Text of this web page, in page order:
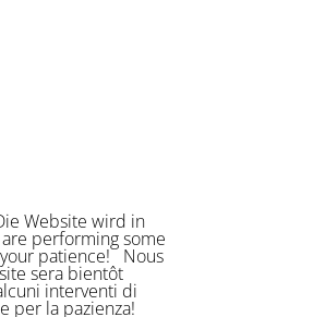
Website wird in
performing some
your patience! Nous
sera bientôt
interventi di
per la pazienza!